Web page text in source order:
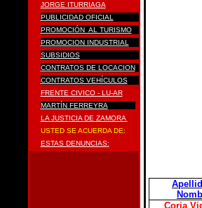
JORGE ITURRIAGA
PUBLICIDAD OFICIAL
PROMOCIÓN AL TURISMO
PROMOCION INDUSTRIAL
SUBSIDIOS
CONTRATOS DE LOCACION
CONTRATOS VEHÍCULOS
FRENTE CIVICO - LU-AR
MARTÍN FERREYRA
LA JUSTICIA DE ZAMORA
USTED SE ACUERDA DE:
ESTAS DENUNCIAS:
Coria